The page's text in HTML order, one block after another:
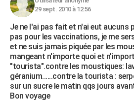
29 sept. 2010 à 12:56
Je ne l'ai pas fait et n'ai eut aucuns
pas pour les vaccinations, je me
et ne suis jamais piquée par les
mangeant n'importe quoi et
"tourista".contre les moustiques:
géranium......contre la tourista :
sur un sucre le matin qqs jours
Bon voyage